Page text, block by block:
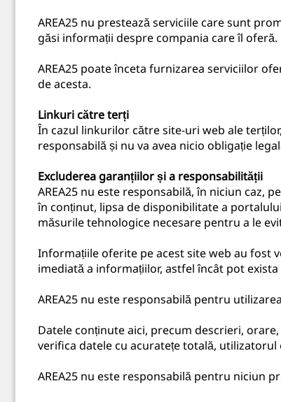
AREA25 nu prestează serviciile care sunt
găsi informații despre compania care îl oferă.
AREA25 poate înceta furnizarea serviciilor
de acesta.
Linkuri către terți
În cazul linkurilor către site-uri web ale
responsabilă și nu va avea nicio obligație
Excluderea garanțiilor și a responsabilității
AREA25 nu este responsabilă, în niciun caz,
în conținut, lipsa de disponibilitate a
măsurile tehnologice necesare pentru a le
Informațiile oferite pe acest site web au fost
imediată a informațiilor, astfel încât pot
AREA25 nu este responsabilă pentru
Datele conținute aici, precum descrieri,
verifica datele cu acuratețe totală,
AREA25 nu este responsabilă pentru niciun